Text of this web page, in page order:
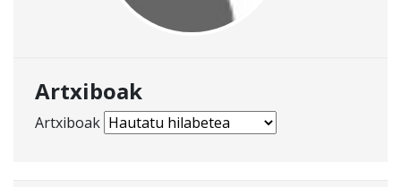
Artxiboak
Artxiboak